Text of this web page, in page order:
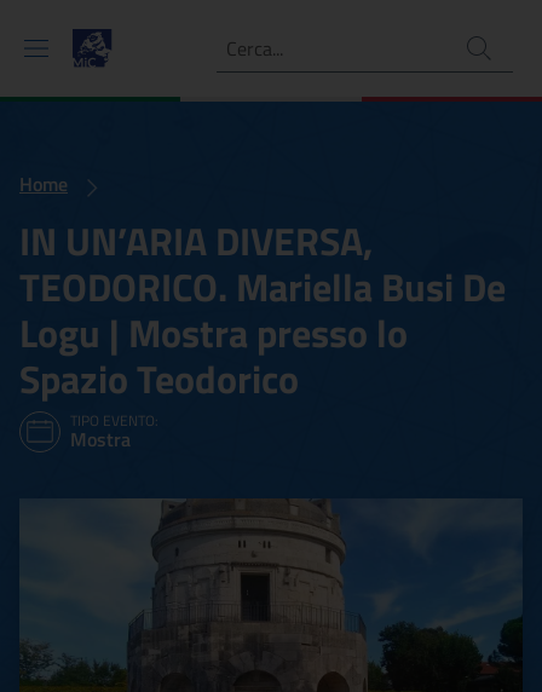
Ricerca
Home
IN UN’ARIA DIVERSA,
TEODORICO. Mariella Busi De
Logu | Mostra presso lo
Spazio Teodorico
TIPO EVENTO:
Mostra
IN UN’ARIA DIVERSA,